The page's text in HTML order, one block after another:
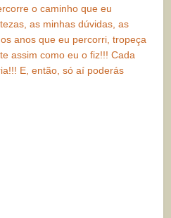
o caminho que eu
as minhas dúvidas, as
anos que eu percorri, tropeça
assim como eu o fiz!!! Cada
E, então, só aí poderás